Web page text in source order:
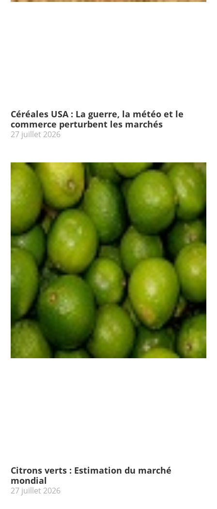
Céréales USA : La guerre, la météo et le
commerce perturbent les marchés
27 juillet 2026
Citrons verts : Estimation du marché
mondial
27 juillet 2026